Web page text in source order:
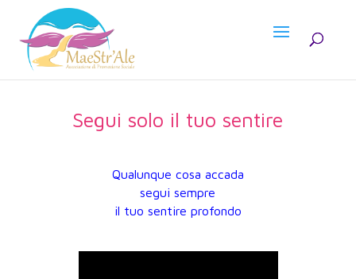
Segui solo il tuo sentire
Qualunque cosa accada
segui sempre
il tuo sentire profondo